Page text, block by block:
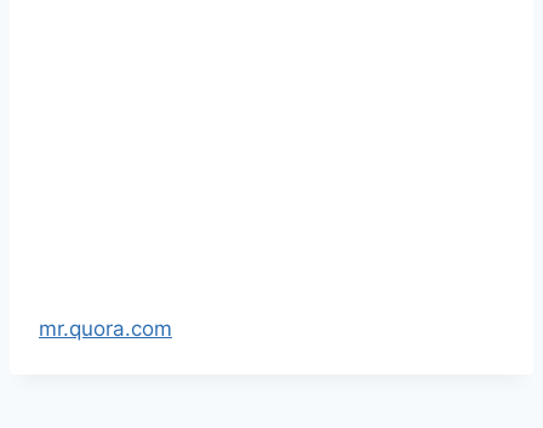
mr.quora.com